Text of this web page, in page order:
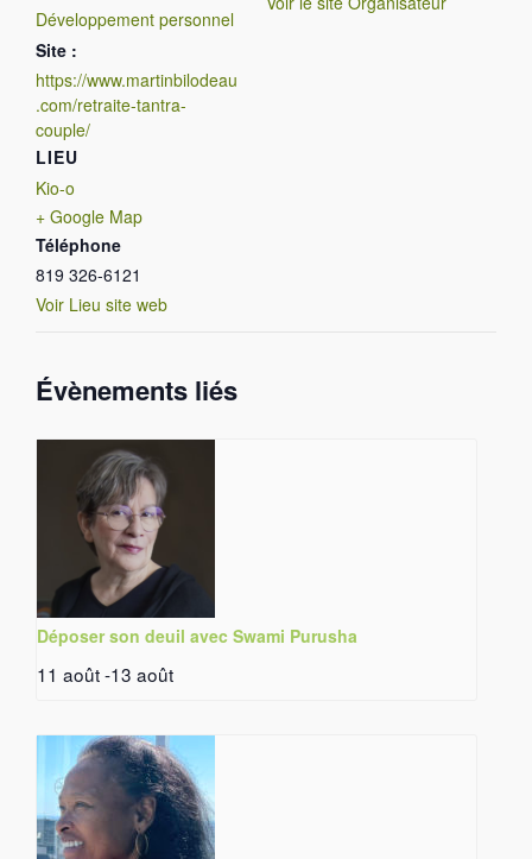
Développement personnel
Site :
https://www.martinbilodeau
.com/retraite-tantra-
couple/
LIEU
Kio-o
+ Google Map
Téléphone
819 326-6121
Voir Lieu site web
Évènements liés
Déposer son deuil avec Swami Purusha
11 août-13 août